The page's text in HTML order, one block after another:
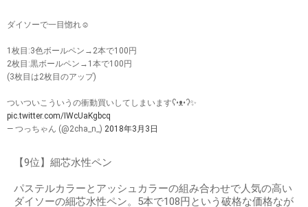
ダイソーで一目惚れ☺️
1枚目:3色ボールペン→2本で100円
2枚目:黒ボールペン→1本で100円
(3枚目は2枚目のアップ)
ついついこういうの衝動買いしてしまいますʕ•ᴥ•ʔ✨
pic.twitter.com/IWcUaKgbcq
— つっちゃん (@2cha_n_) 2018年3月3日
【9位】細芯水性ペン
パステルカラーとアッシュカラーの組み合わせで人気の高い
ダイソーの細芯水性ペン。5本で108円という破格な価格なが